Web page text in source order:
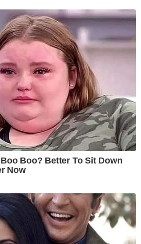
Boo? Better To Sit Down
Now